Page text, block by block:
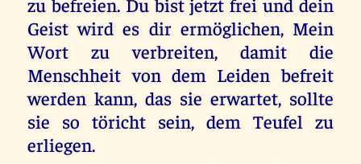
Geist wird es dir ermöglichen, Mein
Wort zu verbreiten, damit die
Menschheit von dem Leiden befreit
werden kann, das sie erwartet, sollte
sie so töricht sein, dem Teufel zu
erliegen.